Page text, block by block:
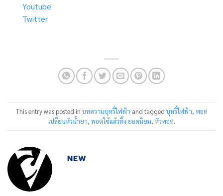
Youtube
Twitter
This entry was posted in บทความบุหรี่ไฟฟ้า and tagged บุหรี่ไฟฟ้า, พอต
เปลี่ยนหัวน้ำยา, พอตใช้แล้วทิ้ง ยอดนิยม, หัวพอต.
NEW